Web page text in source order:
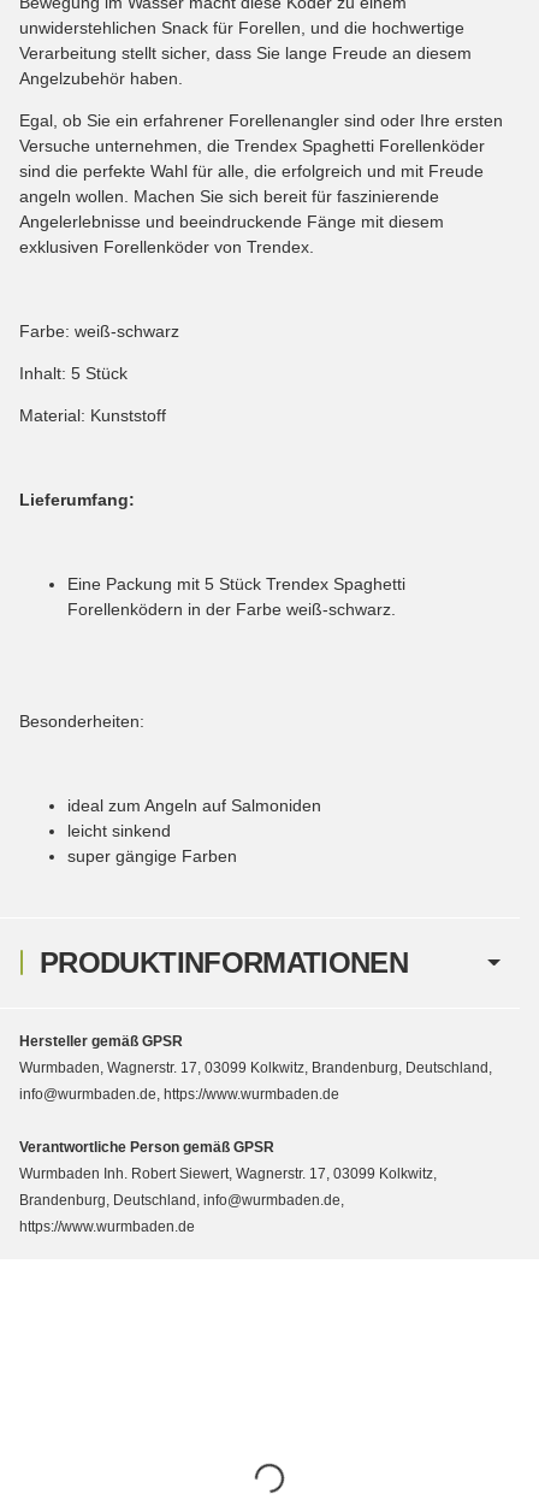
PRODUKTINFORMATIONEN
unwiderstehlichen Snack für Forellen, und die hochwertige
Verarbeitung stellt sicher, dass Sie lange Freude an diesem
Angelzubehör haben.
Egal, ob Sie ein erfahrener Forellenangler sind oder Ihre ersten
Versuche unternehmen, die Trendex Spaghetti Forellenköder
sind die perfekte Wahl für alle, die erfolgreich und mit Freude
angeln wollen. Machen Sie sich bereit für faszinierende
Angelerlebnisse und beeindruckende Fänge mit diesem
exklusiven Forellenköder von Trendex.
Farbe: weiß-schwarz
Inhalt: 5 Stück
Material: Kunststoff
Lieferumfang:
Eine Packung mit 5 Stück Trendex Spaghetti
Forellenködern in der Farbe weiß-schwarz.
Besonderheiten:
ideal zum Angeln auf Salmoniden
leicht sinkend
super gängige Farben
Hersteller gemäß GPSR
Wurmbaden, Wagnerstr. 17, 03099 Kolkwitz, Brandenburg, Deutschland,
info@wurmbaden.de, https://www.wurmbaden.de
Verantwortliche Person gemäß GPSR
Wurmbaden Inh. Robert Siewert, Wagnerstr. 17, 03099 Kolkwitz,
Brandenburg, Deutschland, info@wurmbaden.de,
https://www.wurmbaden.de